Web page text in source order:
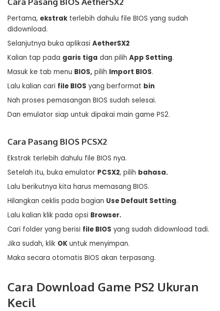
Pertama, ekstrak terlebih dahulu file BIOS yang sudah
didownload.
Selanjutnya buka aplikasi AetherSX2
Kalian tap pada garis tiga dan pilih App Setting.
Masuk ke tab menu BIOS, pilih Import BIOS.
Lalu kalian cari file BIOS yang berformat bin
Nah proses pemasangan BIOS sudah selesai.
Dan emulator siap untuk dipakai main game PS2.
Cara Pasang BIOS PCSX2
Ekstrak terlebih dahulu file BIOS nya.
Setelah itu, buka emulator PCSX2, pilih bahasa.
Lalu berikutnya kita harus memasang BIOS.
Hilangkan ceklis pada bagian Use Default Setting.
Lalu kalian klik pada opsi Browser.
Cari folder yang berisi file BIOS yang sudah didownload tadi.
Jika sudah, klik OK untuk menyimpan.
Maka secara otomatis BIOS akan terpasang.
Cara Download Game PS2 Ukuran
Kecil